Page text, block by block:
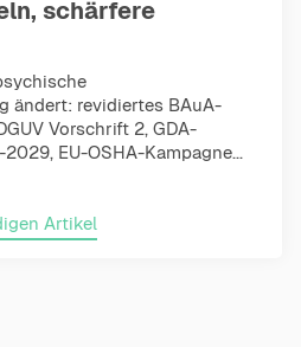
schärfere
ändert: revidiertes BAuA-
Vorschrift 2, GDA-
EU-OSHA-Kampagne...
Artikel